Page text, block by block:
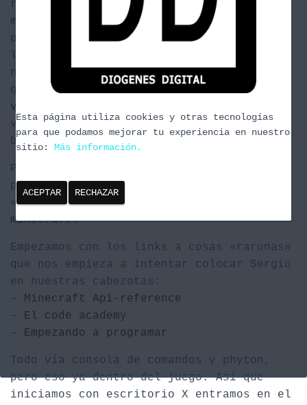
recomendaciones, el proyecto de
multiplataforma, donde nos enseñará y
picará nuestra curiosidad para aprender
los fundamentos y funcionamientos de
nuestra microplaca preferida y accesorios
que se pueden enganchar a ella. También
visitar la página
varios artículos interesantes pero
buscamos el post de lenguajes para niños.
Pero vamos entrando en materia, en este
programa vamos a ver los fundamentos de
«programar» con la
minecraft.
Empezamos con los links a cosas «rarunas»
que nos empieza a intentar colocar Sergio
en nuestras cabezotas:
– Minecraft Api-reference
– El code academy
– Empezando a programar
Todo vía consola de comandos y phyton,
pero eso ya dentro del juego. Así que
iniciamos con escritorio X entramos en el
Esta página utiliza cookies y otras tecnologías
para que podamos mejorar tu experiencia en nuestro
sitio: Más información.
ACEPTAR RECHAZAR